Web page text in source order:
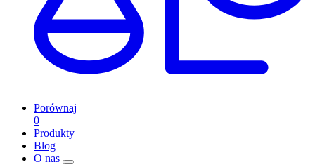
Porównaj
0
Produkty
Blog
O nas